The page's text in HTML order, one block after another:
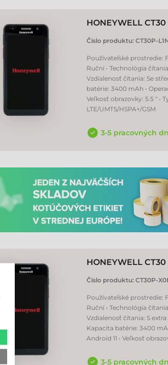
HONEYWELL
Číslo produktu: CT30P-
Používateľské prostredie:
Ruční • Technológia
Vzdialenosť čítania: Se
batérie: 3400 mAh •
Veľkosť obrazovky: 5.5 " •
LTE/UMTS/HSPA+/GSM
3-5 pracovných
HONEYWELL
Číslo produktu: CT30P-
Používateľské prostredie:
Ruční • Technológia
Vzdialenosť čítania: S
Kapacita batérie: 3400
Android 11 • Veľkosť
3-5 pracovných